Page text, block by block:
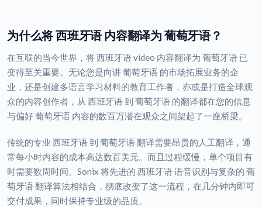
为什么将 西班牙语 内容翻译为 葡萄牙语？
在互联的当今世界，将 西班牙语 video 内容翻译为 葡萄牙语 已
变得至关重要。无论您是向讲 葡萄牙语 的市场拓展业务的企
业，还是创建多语言学习材料的教育工作者，亦或是打造全球观
众的内容创作者，从 西班牙语 到 葡萄牙语 的翻译都在您的信息
与偏好 葡萄牙语 内容的数百万潜在观众之间架起了一座桥梁。
传统的专业 西班牙语 到 葡萄牙语 翻译需要昂贵的人工翻译，通
常每小时内容的成本高达数百美元。而且过程缓慢，单个项目有
时需要数周时间。Sonix 将先进的 西班牙语 语音识别与复杂的 葡
萄牙语 翻译算法相结合，彻底改变了这一流程，在几分钟内即可
交付成果，同时保持专业级的品质。